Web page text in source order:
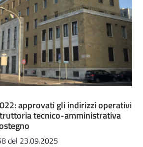
approvati gli indirizzi operativi
tecnico-amministrativa
del 23.09.2025